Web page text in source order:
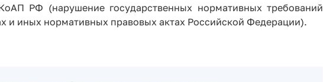
РФ (нарушение государственных нормативных требований
и иных нормативных правовых актах Российской Федерации).